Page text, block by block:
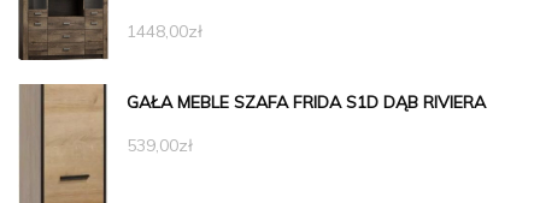
1448,00zł
GAŁA MEBLE SZAFA FRIDA S1D DĄB RIVIERA
539,00zł